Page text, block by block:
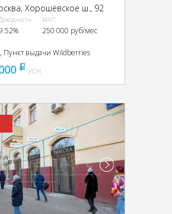
Хорошёвское ш., 92
МАП
250 000 руб/мес
Пункт выдачи Wildberries
pуб
УСН